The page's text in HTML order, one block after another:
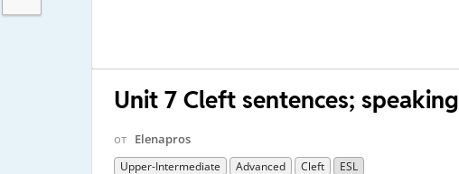
Unit 7 Cleft sentences; speaking
от Elenapros
Upper-Intermediate Advanced Cleft ESL